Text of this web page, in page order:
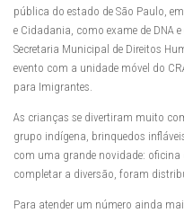
pública do estado de São Paulo,
e Cidadania, como exame de DNA
Secretaria Municipal de Direitos
evento com a unidade móvel do
para Imigrantes.
As crianças se divertiram muito
grupo indígena, brinquedos
com uma grande novidade:
completar a diversão, foram
Para atender um número ainda